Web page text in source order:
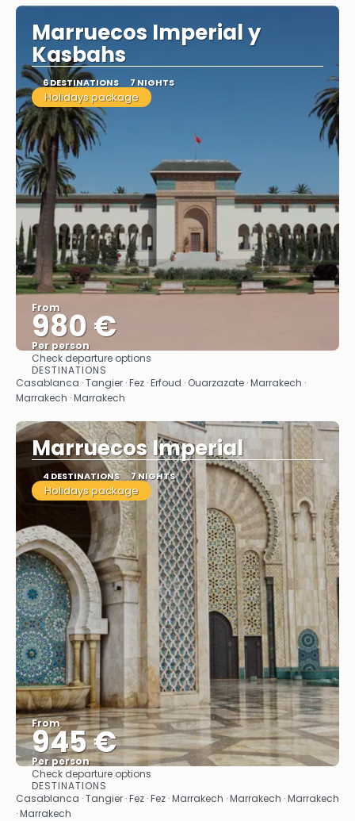
Marruecos Imperial y
Kasbahs
6 DESTINATIONS 7 NIGHTS
Holidays package
From
980 €
Per person
Check departure options
DESTINATIONS
Casablanca · Tangier · Fez · Erfoud · Ouarzazate · Marrakech ·
Marrakech · Marrakech
Marruecos Imperial
4 DESTINATIONS 7 NIGHTS
Holidays package
From
945 €
Per person
Check departure options
DESTINATIONS
Casablanca · Tangier · Fez · Fez · Marrakech · Marrakech · Marrakech
· Marrakech